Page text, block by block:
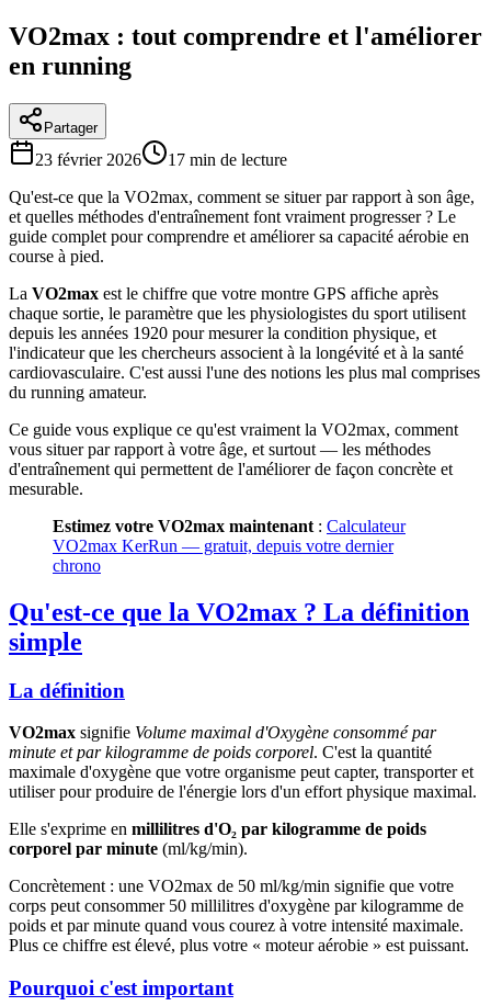
VO2max : tout comprendre et l'améliorer
en running
Partager
23 février 2026 17 min de lecture
Qu'est-ce que la VO2max, comment se situer par rapport à son âge,
et quelles méthodes d'entraînement font vraiment progresser ? Le
guide complet pour comprendre et améliorer sa capacité aérobie en
course à pied.
La VO2max est le chiffre que votre montre GPS affiche après
chaque sortie, le paramètre que les physiologistes du sport utilisent
depuis les années 1920 pour mesurer la condition physique, et
l'indicateur que les chercheurs associent à la longévité et à la santé
cardiovasculaire. C'est aussi l'une des notions les plus mal comprises
du running amateur.
Ce guide vous explique ce qu'est vraiment la VO2max, comment
vous situer par rapport à votre âge, et surtout — les méthodes
d'entraînement qui permettent de l'améliorer de façon concrète et
mesurable.
Estimez votre VO2max maintenant : Calculateur
VO2max KerRun — gratuit, depuis votre dernier
chrono
Qu'est-ce que la VO2max ? La définition
simple
La définition
VO2max signifie Volume maximal d'Oxygène consommé par
minute et par kilogramme de poids corporel. C'est la quantité
maximale d'oxygène que votre organisme peut capter, transporter et
utiliser pour produire de l'énergie lors d'un effort physique maximal.
Elle s'exprime en millilitres d'O₂ par kilogramme de poids
corporel par minute (ml/kg/min).
Concrètement : une VO2max de 50 ml/kg/min signifie que votre
corps peut consommer 50 millilitres d'oxygène par kilogramme de
poids et par minute quand vous courez à votre intensité maximale.
Plus ce chiffre est élevé, plus votre « moteur aérobie » est puissant.
Pourquoi c'est important